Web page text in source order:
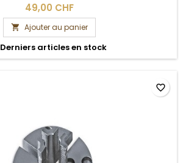
49,00 CHF
 Ajouter au panier
Derniers articles en stock
favorite_border